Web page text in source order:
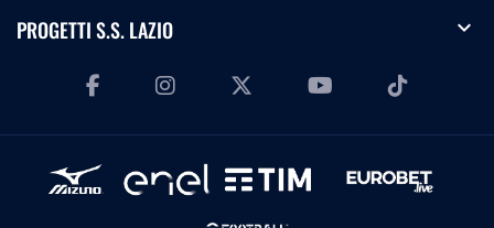
PROGETTI S.S. LAZIO expand_more